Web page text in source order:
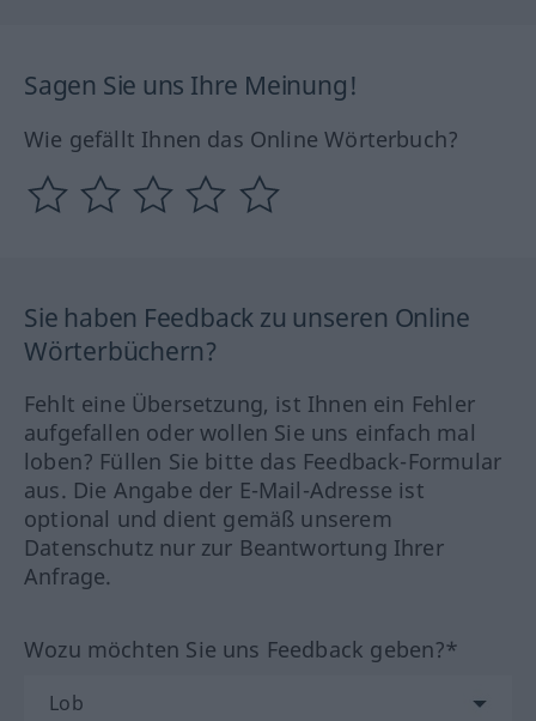
Sagen Sie uns Ihre Meinung!
Wie gefällt Ihnen das Online Wörterbuch?
Sie haben Feedback zu unseren Online
Wörterbüchern?
Fehlt eine Übersetzung, ist Ihnen ein Fehler
aufgefallen oder wollen Sie uns einfach mal
loben? Füllen Sie bitte das Feedback-Formular
aus. Die Angabe der E-Mail-Adresse ist
optional und dient gemäß unserem
Datenschutz nur zur Beantwortung Ihrer
Anfrage.
Wozu möchten Sie uns Feedback geben?*